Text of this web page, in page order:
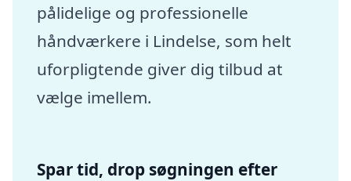
pålidelige og professionelle
håndværkere i Lindelse, som helt
uforpligtende giver dig tilbud at
vælge imellem.
Spar tid, drop søgningen efter